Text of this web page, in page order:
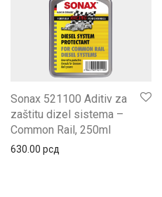
Sonax 521100 Aditiv za
zaštitu dizel sistema –
Common Rail, 250ml
630.00 рсд